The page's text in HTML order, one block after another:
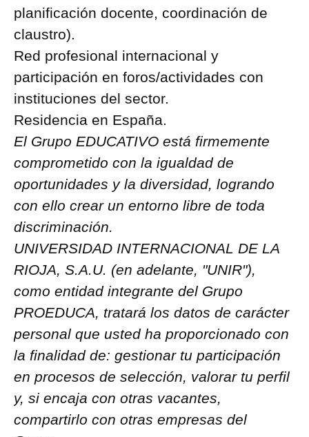
planificación docente, coordinación de
claustro).
Red profesional internacional y
participación en foros/actividades con
instituciones del sector.
Residencia en España.
El Grupo EDUCATIVO está firmemente
comprometido con la igualdad de
oportunidades y la diversidad, logrando
con ello crear un entorno libre de toda
discriminación.
UNIVERSIDAD INTERNACIONAL DE LA
RIOJA, S.A.U. (en adelante, "UNIR"),
como entidad integrante del Grupo
PROEDUCA, tratará los datos de carácter
personal que usted ha proporcionado con
la finalidad de: gestionar tu participación
en procesos de selección, valorar tu perfil
y, si encaja con otras vacantes,
compartirlo con otras empresas del